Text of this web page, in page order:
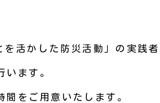
活かした防災活動」の実践者
います。
をご用意いたします。